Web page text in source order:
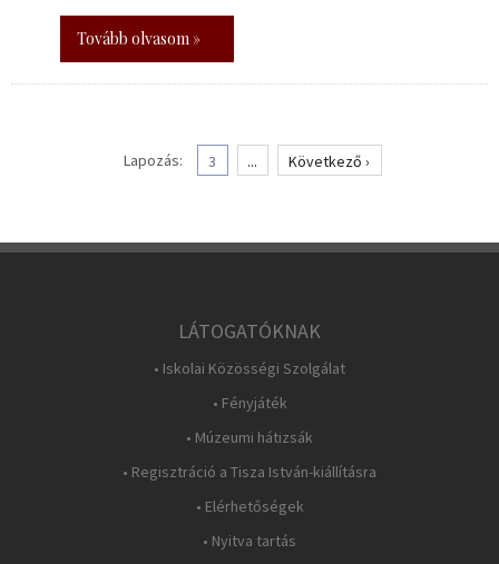
Tovább olvasom »
Lapozás: 3 ... Következő ›
LÁTOGATÓKNAK
• Iskolai Közösségi Szolgálat
• Fényjáték
• Múzeumi hátizsák
• Regisztráció a Tisza István-kiállításra
• Elérhetőségek
• Nyitva tartás